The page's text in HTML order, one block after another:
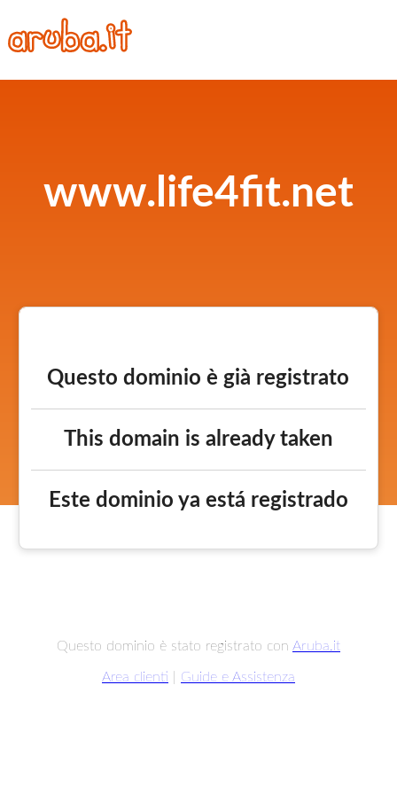
www.life4fit.net
Questo dominio è già registrato
This domain is already taken
Este dominio ya está registrado
Questo dominio è stato registrato con Aruba.it
Area clienti Guide e Assistenza